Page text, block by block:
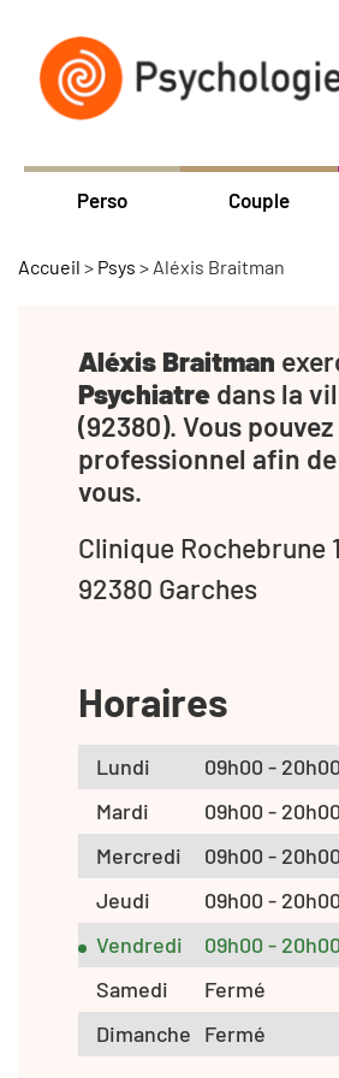
Perso Couple
Accueil > Psys > Aléxis Braitman
Aléxis Braitman
Psychiatre dans la
(92380). Vous
professionnel afin
vous.
Clinique Rochebrune
92380 Garches
Horaires
Lundi
09h00 - 20h00
Mardi
09h00 - 20h00
Mercredi
09h00 - 20h00
Jeudi
09h00 - 20h00
Vendredi
09h00 - 20h00
Samedi
Fermé
Dimanche Fermé